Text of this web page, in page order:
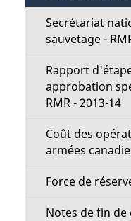
Secrétariat
sauvetage -
Rapport
approbation
RMR - 2013-14
Coût des
armées
Force de
Notes de fin de